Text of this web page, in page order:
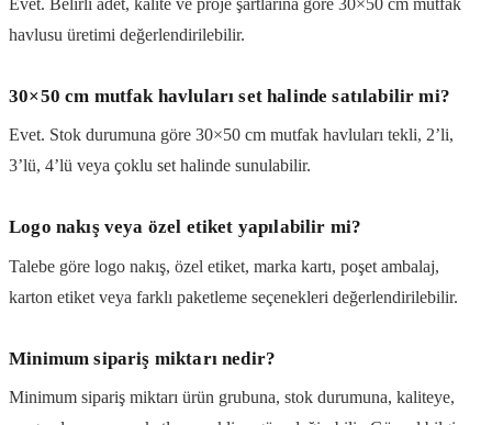
havlusu üretimi değerlendirilebilir.
30×50 cm mutfak havluları set halinde satılabilir mi?
Evet. Stok durumuna göre 30×50 cm mutfak havluları tekli, 2’li,
3’lü, 4’lü veya çoklu set halinde sunulabilir.
Logo nakış veya özel etiket yapılabilir mi?
Talebe göre logo nakış, özel etiket, marka kartı, poşet ambalaj,
karton etiket veya farklı paketleme seçenekleri değerlendirilebilir.
Minimum sipariş miktarı nedir?
Minimum sipariş miktarı ürün grubuna, stok durumuna, kaliteye,